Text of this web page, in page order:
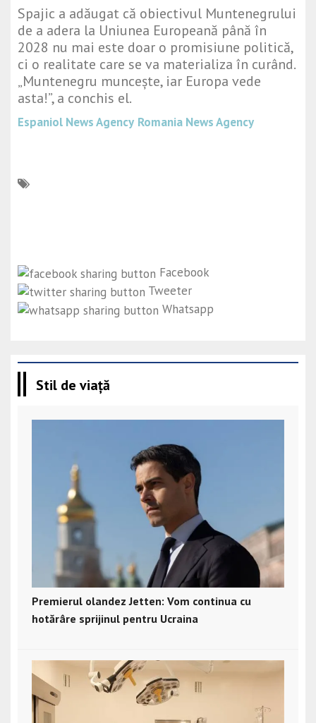
Spajic a adăugat că obiectivul Muntenegrului
de a adera la Uniunea Europeană până în
2028 nu mai este doar o promisiune politică,
ci o realitate care se va materializa în curând.
„Muntenegru muncește, iar Europa vede
asta!”, a conchis el.
Espaniol News Agency Romania News Agency
Facebook
Tweeter
Whatsapp
Stil de viață
Premierul olandez Jetten: Vom continua cu
hotărâre sprijinul pentru Ucraina